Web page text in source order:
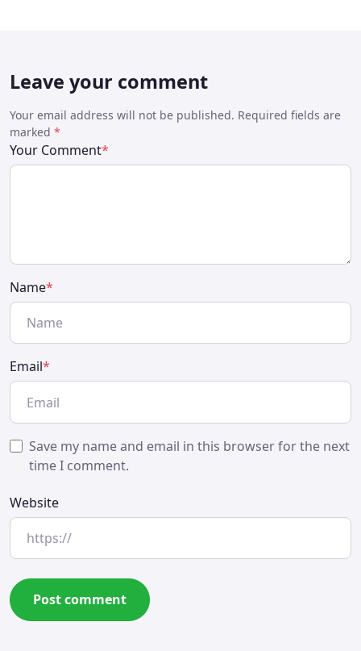
Leave your comment
Your email address will not be published. Required fields are
marked *
Your Comment*
Name*
Email*
Save my name and email in this browser for the next
time I comment.
Website